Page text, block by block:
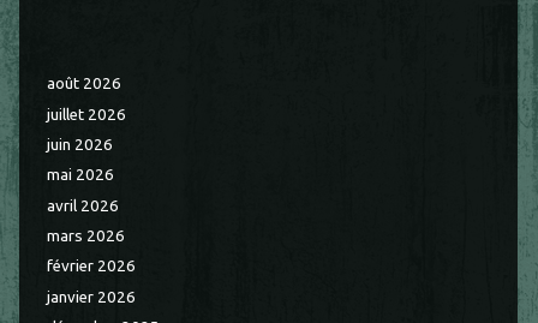
août 2026
juillet 2026
juin 2026
mai 2026
avril 2026
mars 2026
février 2026
janvier 2026